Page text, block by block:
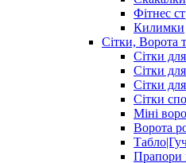
Фітнес
Килимки
Сітки, Ворота
Сітки
Сітки
Сітки
Сітки
Міні
Ворота
Прапори